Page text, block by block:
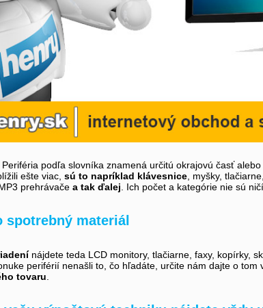
Periféria podľa slovníka znamená určitú okrajovú časť
ešte viac, sú to napríklad klávesnice , myšky,
prehrávače a tak ďalej . Ich počet a kategórie nie sú
spotrebný materiál
nájdete teda LCD monitory, tlačiarne, faxy, kopírky,
periférií nenašli to, čo hľadáte, určite nám dajte o
tovaru